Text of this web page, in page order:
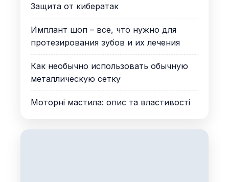
Защита от кибератак
Имплант шоп – все, что нужно для
протезирования зубов и их лечения
Как необычно использовать обычную
металлическую сетку
Моторні мастила: опис та властивості